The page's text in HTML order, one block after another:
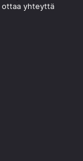
ottaa yhteyttä